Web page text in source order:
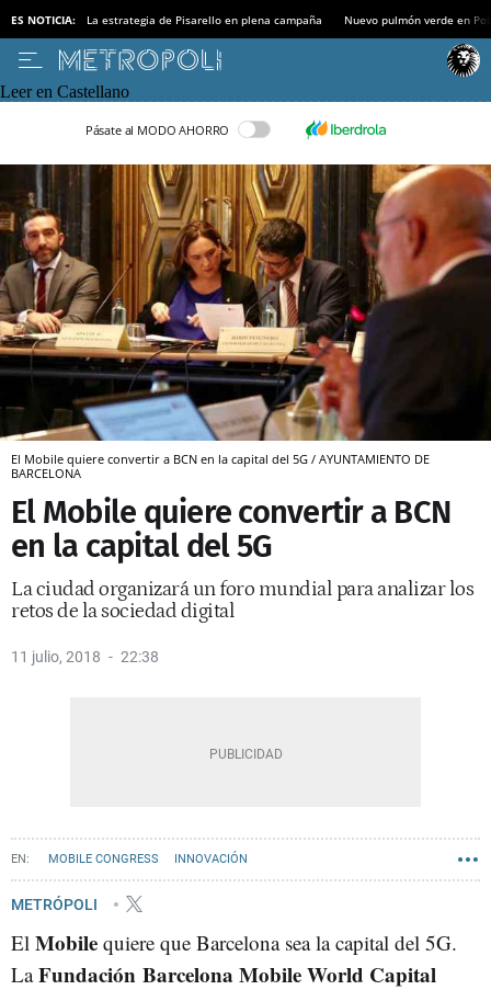
ES NOTICIA: La estrategia de Pisarello en plena campaña Nuevo pulmón verde en
Leer en Castellano
Pásate al MODO AHORRO
El Mobile quiere convertir a BCN en la capital del 5G / AYUNTAMIENTO DE
BARCELONA
El Mobile quiere convertir a BCN
en la capital del 5G
La ciudad organizará un foro mundial para analizar los
retos de la sociedad digital
11 julio, 2018 22:38
MOBILE CONGRESS INNOVACIÓN
METRÓPOLI
El Mobile quiere que Barcelona sea la capital del 5G.
LaFundación Barcelona Mobile World Capital